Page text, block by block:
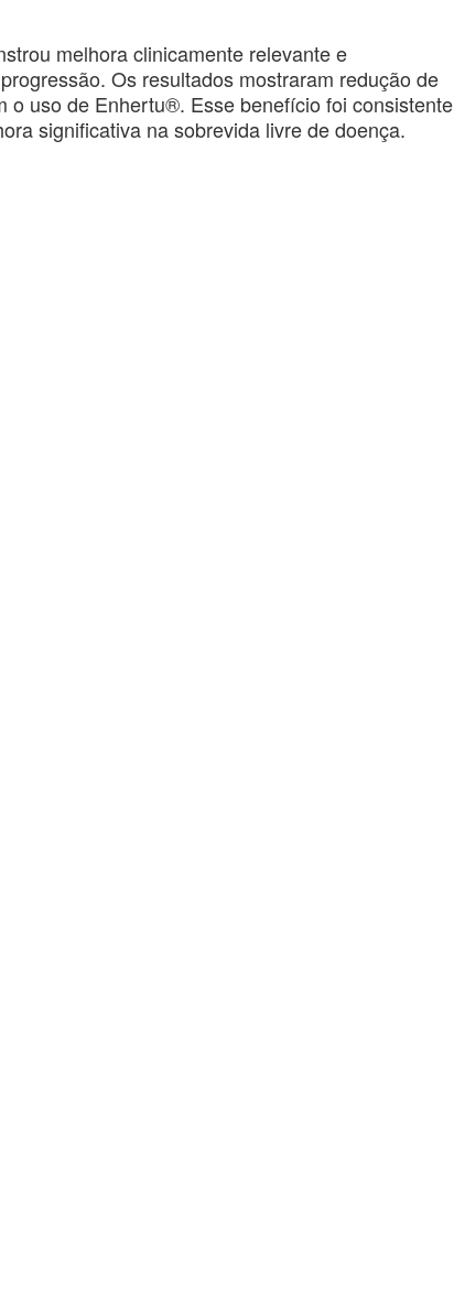
melhora clinicamente relevante e
Os resultados mostraram redução de
uso de Enhertu®. Esse benefício foi consistente
significativa na sobrevida livre de doença.